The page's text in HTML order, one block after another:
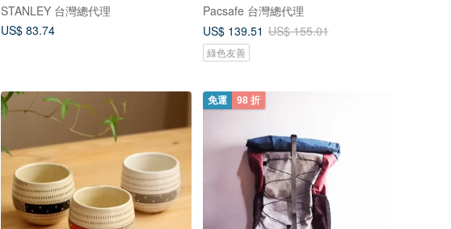
STANLEY 台灣總代理
US$ 83.74
Pacsafe 台灣總代理
US$ 139.51 US$ 155.01
綠色友善
免運 98 折